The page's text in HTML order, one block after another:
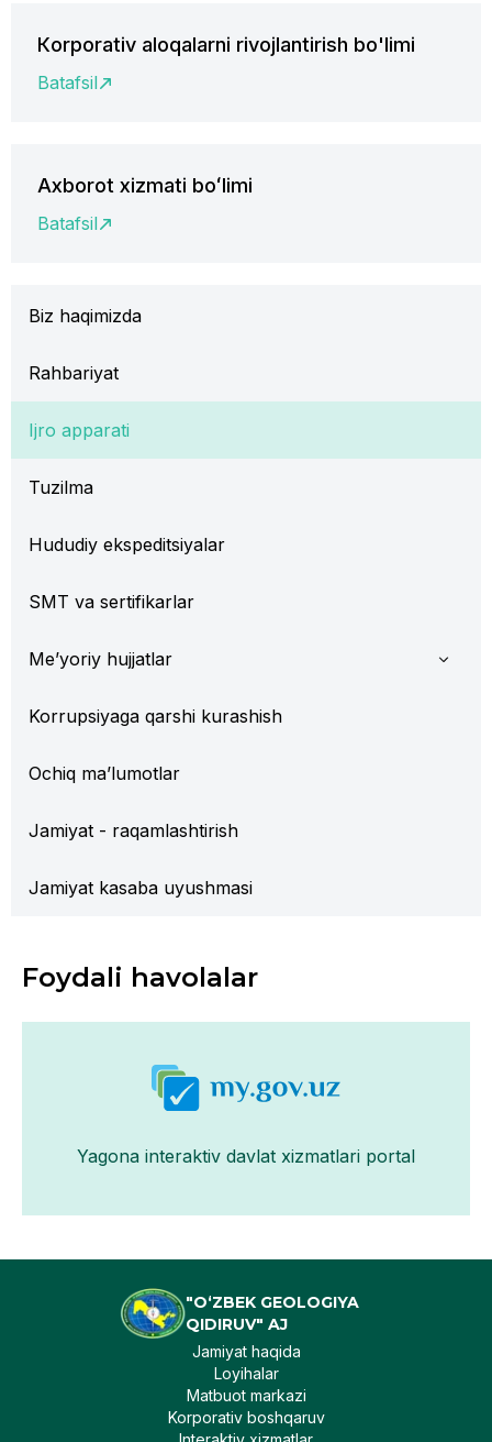
Кorporativ aloqalarni rivojlantirish bo'limi
Batafsil
Axborot xizmati boʻlimi
Batafsil
Biz haqimizda
Rahbariyat
Ijro apparati
Tuzilma
Hududiy ekspeditsiyalar
SMT va sertifikarlar
Me’yoriy hujjatlar
Korrupsiyaga qarshi kurashish
Ochiq ma’lumotlar
Jamiyat - raqamlashtirish
Jamiyat kasaba uyushmasi
Foydali havolalar
Yagona interaktiv davlat xizmatlari portal
"O‘ZBEK GEOLOGIYA
QIDIRUV" AJ
Jamiyat haqida
Loyihalar
Matbuot markazi
Korporativ boshqaruv